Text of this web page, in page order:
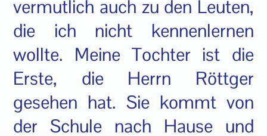
vermutlich auch zu den Leuten,
die ich nicht kennenlernen
wollte. Meine Tochter ist die
Erste, die Herrn Röttger
gesehen hat. Sie kommt von
der Schule nach Hause und